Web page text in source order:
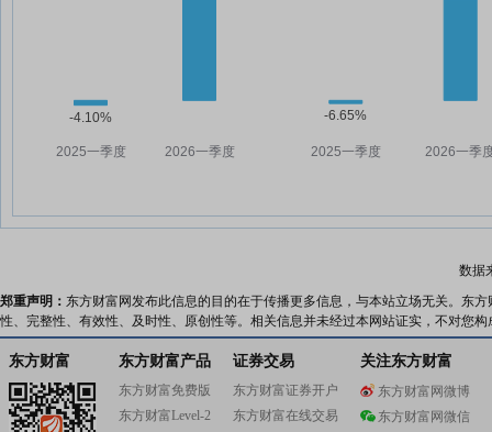
数据
郑重声明： 东方财富网发布此信息的目的在于传播更多信息，与本站立场无关。东
性、完整性、有效性、及时性、原创性等。相关信息并未经过本网站证实，不对您
东方财富 东方财富产品
东方财富免费版
东方财富Level-2
证券交易
东方财富证券开户
东方财富在线交易
关注东方财富
东方财富网微博
东方财富网微信